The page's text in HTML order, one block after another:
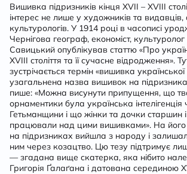
Вишивка підризників кінця XVII – XVIII
інтерес не лише у художників та видавців,
культурологів. У 1914 році в часописі
Чернігова географ, економіст,
Савицький опублікував статтю «Про
XVIII століття та її сучасне відродження».
зустрічається термін «вишивка
узагальнена назва вишивок на
пише: «Можна висунути припущення, що
орнаментики була українська інтелігенція
Гетьманщини і що жінки та дочки старшин
працювали над цими вишивками». На
на підризниках вийшла з народу і
ним через козацтво. Цю тезу підтримує
— згадана вище скатерка, яка нібито
Григорія Ґалаґана і датована серединою